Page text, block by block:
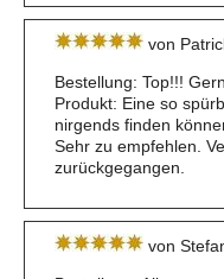
von
Bestellung: Top!!!
Produkt: Eine so
nirgends finden
Sehr zu empfehlen.
zurückgegangen.
von